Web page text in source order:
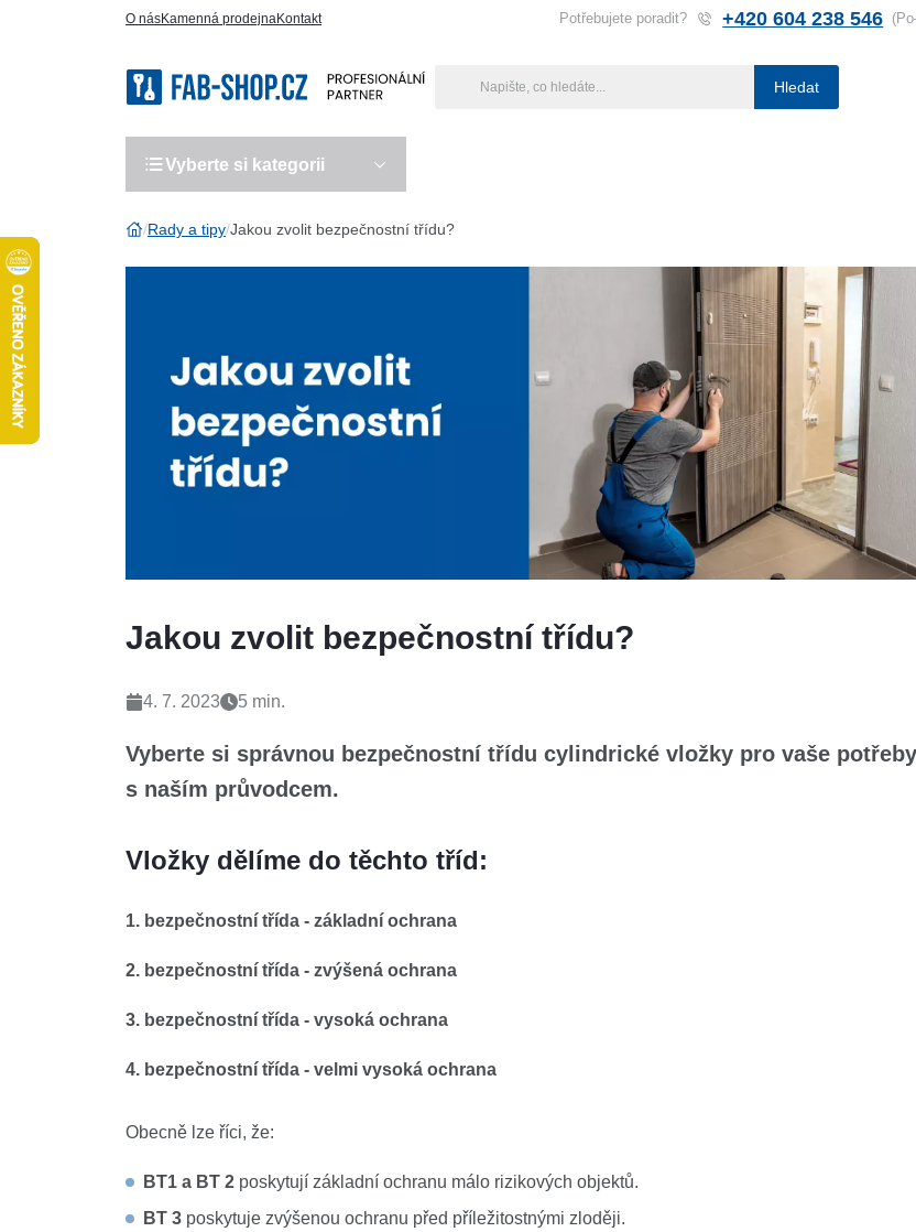
O násKamenná prodejnaKontakt Potřebujete poradit? +420 604 238 546
Hledat
Vyberte si kategorii
Rady a tipy Jakou zvolit bezpečnostní třídu?
Jakou zvolit bezpečnostní třídu?
4. 7. 2023 5 min.
Vyberte si správnou bezpečnostní třídu cylindrické vložky pro vaše potřeby
s naším průvodcem.
Vložky dělíme do těchto tříd:
1. bezpečnostní třída - základní ochrana
2. bezpečnostní třída - zvýšená ochrana
3. bezpečnostní třída - vysoká ochrana
4. bezpečnostní třída - velmi vysoká ochrana
Obecně lze říci, že:
BT1 a BT 2 poskytují základní ochranu málo rizikových objektů.
BT 3 poskytuje zvýšenou ochranu před příležitostnými zloději.